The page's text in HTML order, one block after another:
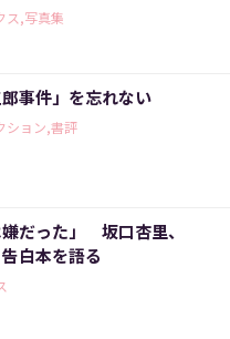
ス,写真集
事件」を忘れない
ション,書評
嫌だった」 坂口杏里、
白本を語る